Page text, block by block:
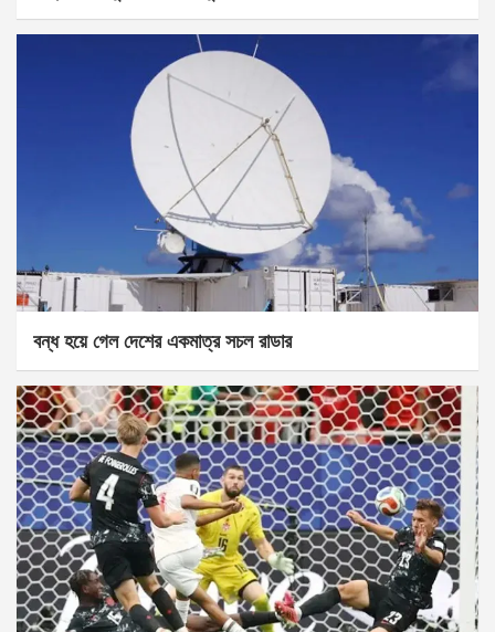
বন্ধ হয়ে গেল দেশের একমাত্র সচল রাডার